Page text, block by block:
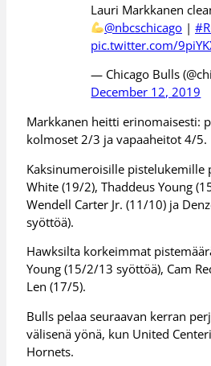
Lauri Markkanen
@nbcschicago |
pic.twitter.com/
— Chicago Bulls
December 12, 2019
Markkanen heitti erinomaisesti:
kolmoset 2/3 ja vapaaheitot 4/5.
Kaksinumeroisille pistelukemille
White (19/2), Thaddeus Young
Wendell Carter Jr. (11/10) ja
syöttöä).
Hawksilta korkeimmat
Young (15/2/13 syöttöä), Cam
Len (17/5).
Bulls pelaa seuraavan kerran
välisenä yönä, kun United
Hornets.